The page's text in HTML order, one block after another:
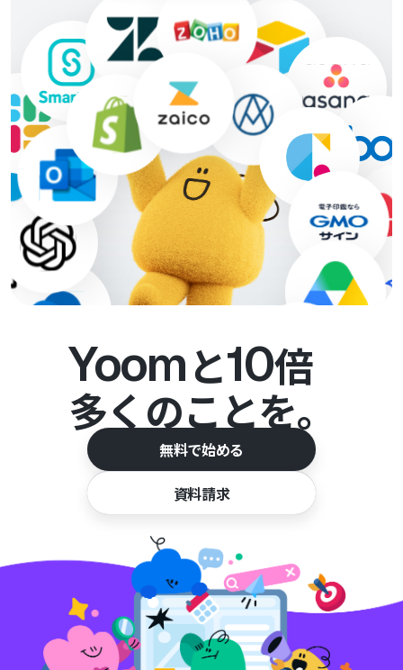
Yoomと10倍
多くのことを。
無料で始める
資料請求